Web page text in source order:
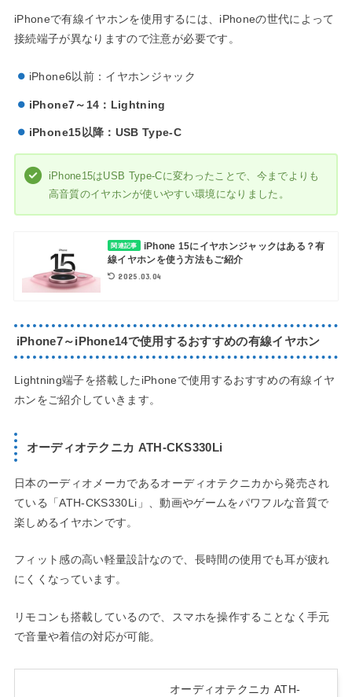
iPhoneで有線イヤホンを使用するには、iPhoneの世代によって
接続端子が異なりますので注意が必要です。
iPhone6以前：イヤホンジャック
iPhone7～14：Lightning
iPhone15以降：USB Type-C
iPhone15はUSB Type-Cに変わったことで、今までよりも
高音質のイヤホンが使いやすい環境になりました。
関連記事
iPhone 15にイヤホンジャックはある？有
線イヤホンを使う方法もご紹介
2025.03.04
iPhone7～iPhone14で使用するおすすめの有線イヤホン
Lightning端子を搭載したiPhoneで使用するおすすめの有線イヤ
ホンをご紹介していきます。
オーディオテクニカ ATH-CKS330Li
日本のーディオメーカであるオーディオテクニカから発売され
ている「ATH-CKS330Li」、動画やゲームをパワフルな音質で
楽しめるイヤホンです。
フィット感の高い軽量設計なので、長時間の使用でも耳が疲れ
にくくなっています。
リモコンも搭載しているので、スマホを操作することなく手元
で音量や着信の対応が可能。
オーディオテクニカ ATH-